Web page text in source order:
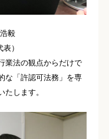
毅
）
業法の観点からだけで
な「許認可法務」を専
たします。